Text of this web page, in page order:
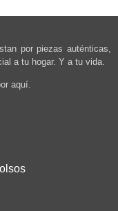
por piezas auténticas,
a tu hogar. Y a tu vida.
aquí.